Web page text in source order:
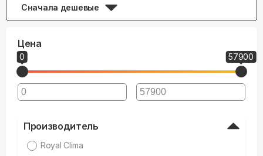
Сначала дешевые
Цена
0 57900
Производитель
Royal Clima